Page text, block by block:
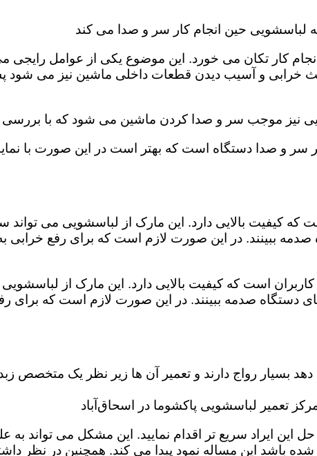
لباسشویی حین انجام کار سر و صدا می کند
کار تکان می خورد‌. این موضوع یکی از عوامل
خرابی و آسیب دیدن قطعات داخلی ماشین نیز می شود
نیز موجب سر و صدا کردن ماشین می شود که با
و صدا دستگاه است که بهتر است در این صورت با
که کیفیت بالایی دارد. این مارک از لباسشویی می
ببینند. در این صورت لازم است که برای رفع خرابی
است که کیفیت بالایی دارد. این مارک از
صدمه ببینند. در این صورت لازم است که برای
بسیار رواج دارند و تعمیر آن ها زیر نظر یک متخصص
تعمیر لباسشویی پاکشوما در اسحاق‌آباد
ایراد سریع تر اقدام نمایید. این مشکل می تواند به
باشد این مساله نمود پیدا می کند. همچنین در نظر